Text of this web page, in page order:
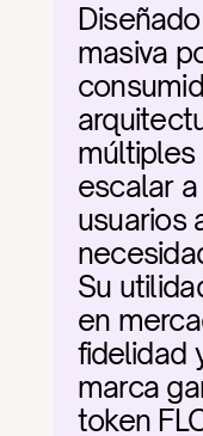
masiva
escalar
usuarios
Su
en
fidelidad
marca
token